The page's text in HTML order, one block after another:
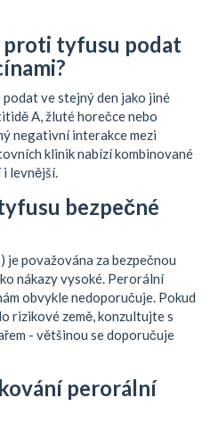
proti tyfusu podat
ve stejný den jako jiné
A, žluté horečce nebo
negativní interakce mezi
klinik nabízí kombinované
levnější.
bezpečné
považována za bezpečnou
nákazy vysoké. Perorální
obvykle nedoporučuje. Pokud
rizikové země, konzultujte s
- většinou se doporučuje
perorální